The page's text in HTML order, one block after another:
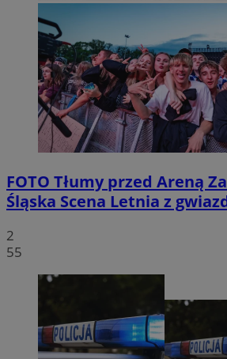
FOTO Tłumy przed Areną
Śląska Scena Letnia z
2
55